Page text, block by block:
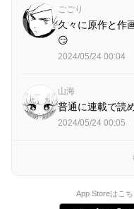
ごごり
久々に原作と作
😏
2024/05/24 00:04
山海
普通に連載で読
2024/05/24 00:05
App Storeはこち